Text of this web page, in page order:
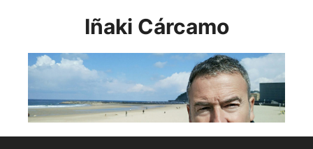
contenido
Iñaki Cárcamo